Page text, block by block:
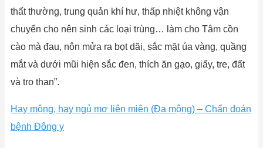
thất thường, trung quản khí hư, thấp nhiệt không vận
chuyển cho nên sinh các loại trùng… làm cho Tâm cồn
cào mà đau, nôn mửa ra bọt dãi, sắc mặt úa vàng, quầng
mắt và dưới mũi hiện sắc đen, thích ăn gạo, giấy, tre, đất
và tro than”.
Hay mộng, hay ngủ mơ liên miên (Đa mộng) – Chẩn đoán
bệnh Đông y